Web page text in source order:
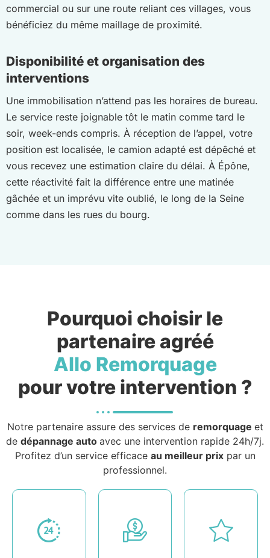
commercial ou sur une route reliant ces villages, vous
bénéficiez du même maillage de proximité.
Disponibilité et organisation des
interventions
Une immobilisation n’attend pas les horaires de bureau.
Le service reste joignable tôt le matin comme tard le
soir, week-ends compris. À réception de l’appel, votre
position est localisée, le camion adapté est dépêché et
vous recevez une estimation claire du délai. À Épône,
cette réactivité fait la différence entre une matinée
gâchée et un imprévu vite oublié, le long de la Seine
comme dans les rues du bourg.
Pourquoi choisir le
partenaire agréé
Allo Remorquage
pour votre intervention ?
Notre partenaire assure des services de remorquage et
de dépannage auto avec une intervention rapide 24h/7j.
Profitez d’un service efficace au meilleur prixpar un
professionnel.